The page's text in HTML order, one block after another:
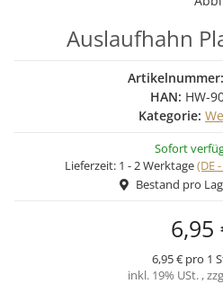
Auslaufhahn
Artikelnummer:
HAN: HW-
Kategorie:
Sofort
Lieferzeit: 1 - 2 Werktage(DE
Bestand pro
6,95
6,95 € pro 1
inkl. 19% USt. ,